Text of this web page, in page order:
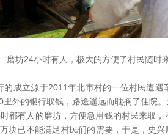
磨坊24小时有人，极大的方便了村民随时
立源于2011年北市村的一位村民遭遇
里外的银行取钱，路途遥远而耽搁了住院
都有人的磨坊，方便急用钱的村民来取
块已不能满足村民们的需要，于是，史